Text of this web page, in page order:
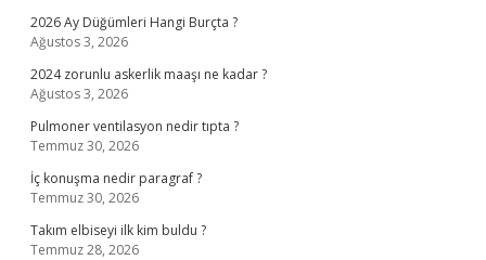
2026 Ay Düğümleri Hangi Burçta ?
Ağustos 3, 2026
2024 zorunlu askerlik maaşı ne kadar ?
Ağustos 3, 2026
Pulmoner ventilasyon nedir tıpta ?
Temmuz 30, 2026
İç konuşma nedir paragraf ?
Temmuz 30, 2026
Takım elbiseyi ilk kim buldu ?
Temmuz 28, 2026